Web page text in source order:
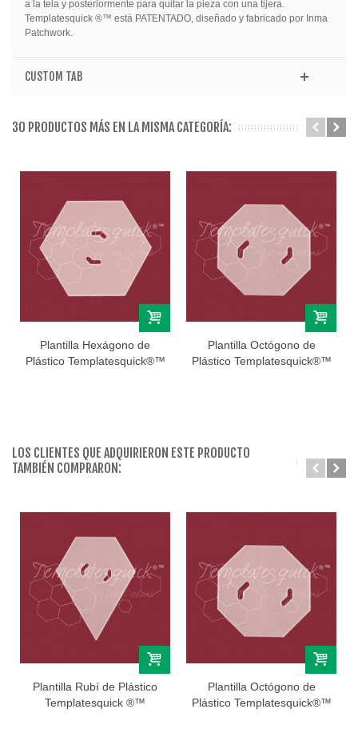
a la tela y posteriormente para quitar la pieza con una tijera.
Templatesquick ®™ está PATENTADO, diseñado y fabricado por Inma
Patchwork.
CUSTOM TAB
30 PRODUCTOS MÁS EN LA MISMA CATEGORÍA:
Plantilla Hexágono de
Plástico Templatesquick®™
Plantilla Octógono de
Plástico Templatesquick®™
LOS CLIENTES QUE ADQUIRIERON ESTE PRODUCTO
TAMBIÉN COMPRARON:
Plantilla Rubí de Plástico
Templatesquick ®™
Plantilla Octógono de
Plástico Templatesquick®™